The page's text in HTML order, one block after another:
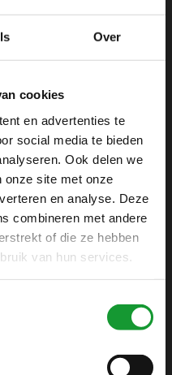
Over
cookies
en advertenties te
social media te bieden
Ook delen we
onze site met onze
en analyse. Deze
combineren met andere
of die ze hebben
van hun services.
mannen
24
32 80
32 80